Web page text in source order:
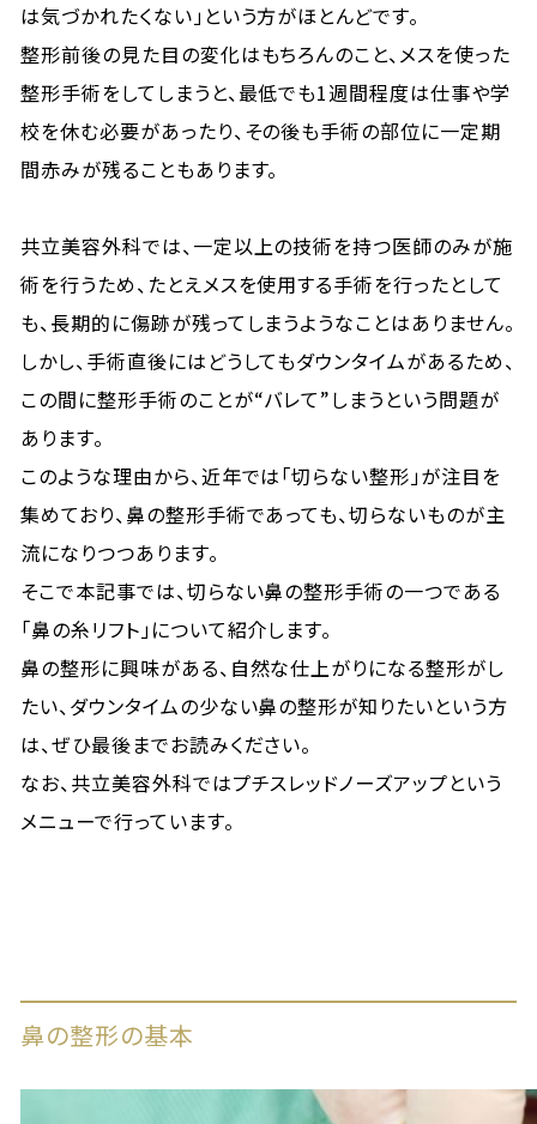
は気づかれたくない」という方がほとんどです。
整形前後の見た目の変化はもちろんのこと、メスを使った
整形手術をしてしまうと、最低でも1週間程度は仕事や学
校を休む必要があったり、その後も手術の部位に一定期
間赤みが残ることもあります。
共立美容外科では、一定以上の技術を持つ医師のみが施
術を行うため、たとえメスを使用する手術を行ったとして
も、長期的に傷跡が残ってしまうようなことはありません。
しかし、手術直後にはどうしてもダウンタイムがあるため、
この間に整形手術のことが“バレて”しまうという問題が
あります。
このような理由から、近年では「切らない整形」が注目を
集めており、鼻の整形手術であっても、切らないものが主
流になりつつあります。
そこで本記事では、切らない鼻の整形手術の一つである
「鼻の糸リフト」について紹介します。
鼻の整形に興味がある、自然な仕上がりになる整形がし
たい、ダウンタイムの少ない鼻の整形が知りたいという方
は、ぜひ最後までお読みください。
なお、共立美容外科ではプチスレッドノーズアップという
メニューで行っています。
鼻の整形の基本